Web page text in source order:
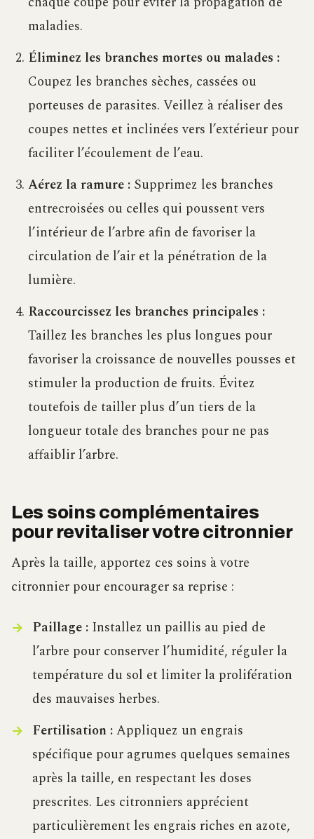
maladies.
Éliminez les branches mortes ou malades :
Coupez les branches sèches, cassées ou
porteuses de parasites. Veillez à réaliser des
coupes nettes et inclinées vers l’extérieur pour
faciliter l’écoulement de l’eau.
Aérez la ramure : Supprimez les branches
entrecroisées ou celles qui poussent vers
l’intérieur de l’arbre afin de favoriser la
circulation de l’air et la pénétration de la
lumière.
Raccourcissez les branches principales :
Taillez les branches les plus longues pour
favoriser la croissance de nouvelles pousses et
stimuler la production de fruits. Évitez
toutefois de tailler plus d’un tiers de la
longueur totale des branches pour ne pas
affaiblir l’arbre.
Les soins complémentaires
pour revitaliser votre citronnier
Après la taille, apportez ces soins à votre
citronnier pour encourager sa reprise :
Paillage :Installez un paillis au pied de
l’arbre pour conserver l’humidité, réguler la
température du sol et limiter la prolifération
des mauvaises herbes.
Fertilisation :Appliquez un engrais
spécifique pour agrumes quelques semaines
après la taille, en respectant les doses
prescrites. Les citronniers apprécient
particulièrement les engrais riches en azote,